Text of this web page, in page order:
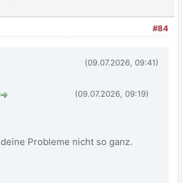
#84
(09.07.2026, 09:41)
(09.07.2026, 09:19)
Probleme nicht so ganz.